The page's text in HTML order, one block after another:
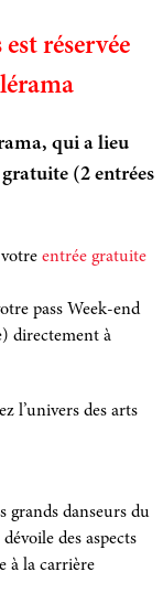
réservée
qui a lieu
gratuite (2 entrées
entrée gratuite
pass Week-end
directement à
l’univers des arts
grands danseurs du
des aspects
à la carrière